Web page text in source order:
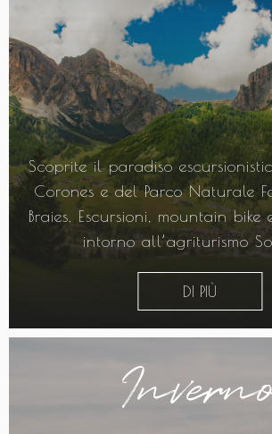
Scoprite il paradiso
Corones e del Parco Naturale
Braies. Escursioni, mountain
intorno all’agriturismo
DI PIÙ